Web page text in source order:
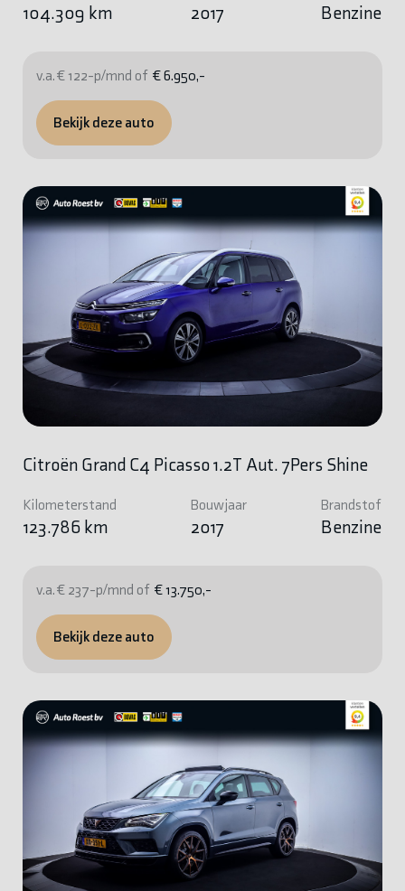
104.309 km 2017 Benzine
v.a. € 122-p/mnd of € 6.950,-
Bekijk deze auto
Citroën Grand C4 Picasso 1.2T Aut. 7Pers Shine
Kilometerstand
123.786 km
Bouwjaar
2017
Brandstof
Benzine
v.a. € 237-p/mnd of € 13.750,-
Bekijk deze auto